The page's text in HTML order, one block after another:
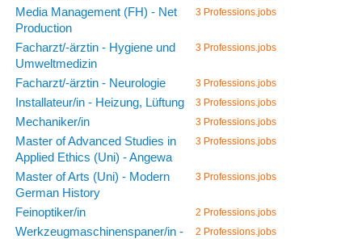
Media Management (FH) - Net
Production
3 Professions.jobs
Facharzt/-ärztin - Hygiene und
Umweltmedizin
3 Professions.jobs
Facharzt/-ärztin - Neurologie 3 Professions.jobs
Installateur/in - Heizung, Lüftung 3 Professions.jobs
Mechaniker/in 3 Professions.jobs
Master of Advanced Studies in
Applied Ethics (Uni) - Angewa
3 Professions.jobs
Master of Arts (Uni) - Modern
German History
3 Professions.jobs
Feinoptiker/in 2 Professions.jobs
Werkzeugmaschinenspaner/in -
2 Professions.jobs